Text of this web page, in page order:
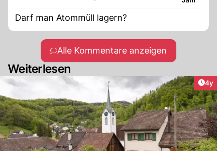
Darf man Atommüll lagern?
Alle Kommentare anzeigen
Weiterlesen
4y